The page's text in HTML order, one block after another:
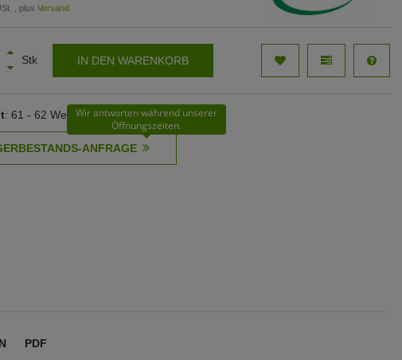
, plus Versand
Stk IN DEN WARENKORB
: 61 - 62 WerktageWir antworten während unserer
Öffnungszeiten.
PDF